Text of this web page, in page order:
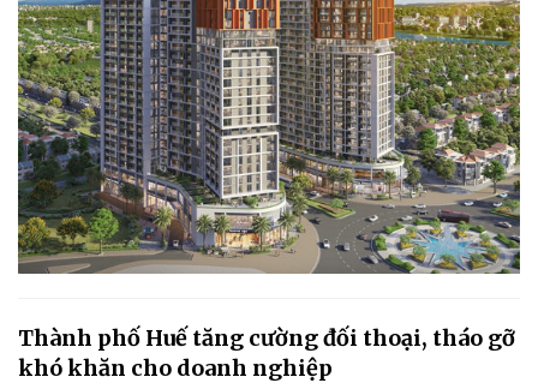
Thành phố Huế tăng cường đối thoại, tháo gỡ
khó khăn cho doanh nghiệp